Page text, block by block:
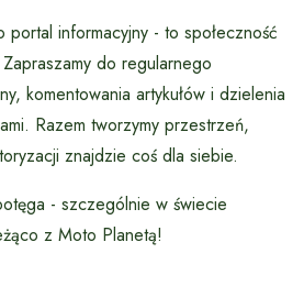
informacyjny - to społeczność
do regularnego
komentowania artykułów i dzielenia
Razem tworzymy przestrzeń,
znajdzie coś dla siebie.
- szczególnie w świecie
z Moto Planetą!